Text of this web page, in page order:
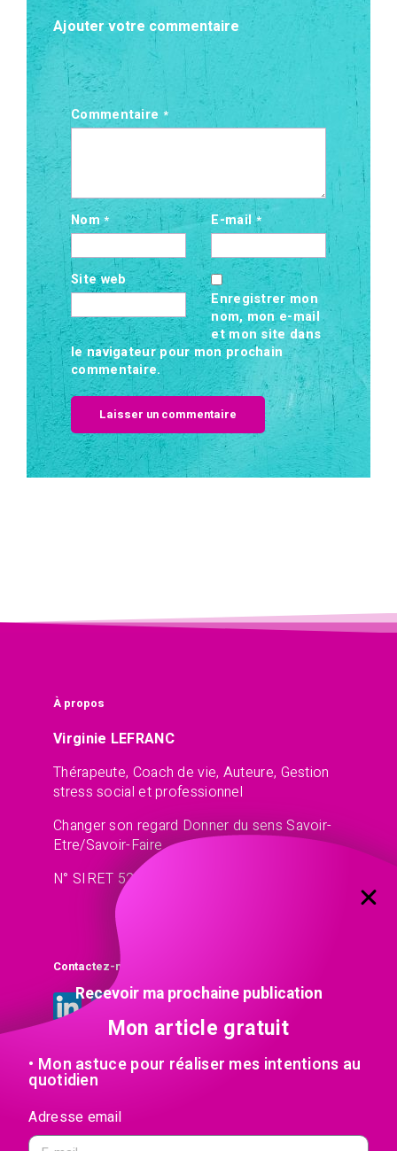
Ajouter votre commentaire
Commentaire *
Nom* E-mail*
Site web
Enregistrer mon
nom, mon e-mail
et mon site dans
le navigateur pour mon prochain
commentaire.
À propos
Virginie LEFRANC
Thérapeute, Coach de vie, Auteure, Gestion
stress social et professionnel
Changer son regard Donner du sens Savoir-
Etre/Savoir-Faire
N° SIRET 521 45 77 13
Contactez-moi
En poursuivant votre navigation sur ce site, vous acceptez l’utilisation de
Recevoir ma prochaine publication
Mon article gratuit
• Mon astuce pour réaliser mes intentions au
quotidien
Adresse email